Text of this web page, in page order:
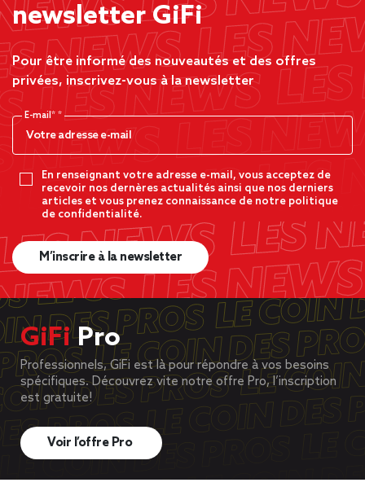
newsletter GiFi
Pour être informé des nouveautés et des offres
privées, inscrivez-vous à la newsletter
E-mail*
En renseignant votre adresse e-mail, vous acceptez de
recevoir nos dernères actualités ainsi que nos derniers
articles et vous prenez connaissance de notre politique
de confidentialité.
M’inscrire à la newsletter
GiFiPro
Professionnels, GiFi est là pour répondre à vos besoins
spécifiques. Découvrez vite notre offre Pro, l’inscription
est gratuite!
Voir l’offre Pro